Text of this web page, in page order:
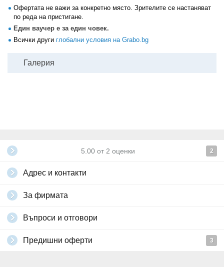
Офертата не важи за конкретно място. Зрителите се настаняват
по реда на пристигане.
Един ваучер е за един човек.
Всички други глобални условия на Grabo.bg
Галерия
5.00 от 2 оценки 2
Адрес и контакти
За фирмата
Въпроси и отговори
Предишни оферти 3